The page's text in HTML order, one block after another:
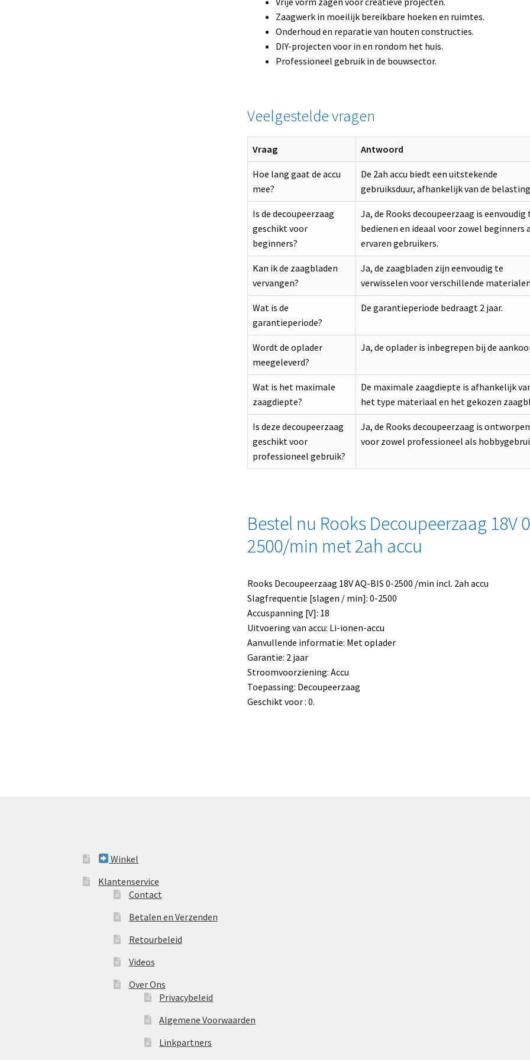
Zaagwerk in moeilijk bereikbare hoeken en ruimtes.
Onderhoud en reparatie van houten constructies.
DIY-projecten voor in en rondom het huis.
Professioneel gebruik in de bouwsector.
Veelgestelde vragen
Vraag Antwoord
Hoe lang gaat de accu
mee?
De 2ah accu biedt een uitstekende
gebruiksduur, afhankelijk van de
Is de decoupeerzaag
geschikt voor
beginners?
Ja, de Rooks decoupeerzaag is eenvoudig
bedienen en ideaal voor zowel beginners
ervaren gebruikers.
Kan ik de zaagbladen
vervangen?
Ja, de zaagbladen zijn eenvoudig te
verwisselen voor verschillende
Wat is de
garantieperiode?
De garantieperiode bedraagt 2 jaar.
Wordt de oplader
meegeleverd?
Ja, de oplader is inbegrepen bij de
Wat is het maximale
zaagdiepte?
De maximale zaagdiepte is afhankelijk
het type materiaal en het gekozen
Is deze decoupeerzaag
geschikt voor
professioneel gebruik?
Ja, de Rooks decoupeerzaag is ontworpen
voor zowel professioneel als
Bestel nu Rooks Decoupeerzaag 18V
2500/min met 2ah accu
Rooks Decoupeerzaag 18V AQ-BIS 0-2500 /min incl. 2ah accu
Slagfrequentie [slagen / min]: 0-2500
Accuspanning [V]: 18
Uitvoering van accu: Li-ionen-accu
Aanvullende informatie: Met oplader
Garantie: 2 jaar
Stroomvoorziening: Accu
Toepassing: Decoupeerzaag
Geschikt voor : 0.
Winkel
Klantenservice
Contact
Betalen en Verzenden
Retourbeleid
Videos
Over Ons
Privacybeleid
Algemene Voorwaarden
Linkpartners